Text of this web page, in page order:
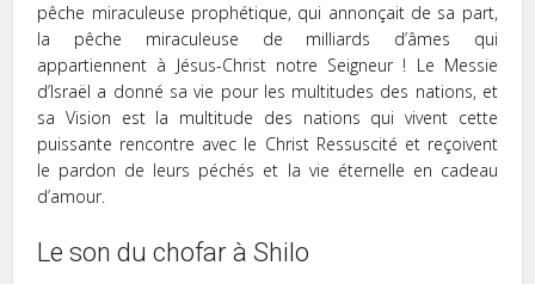
pêche miraculeuse prophétique, qui annonçait de sa part,
la pêche miraculeuse de milliards d’âmes qui
appartiennent à Jésus-Christ notre Seigneur ! Le Messie
d’Israël a donné sa vie pour les multitudes des nations, et
sa Vision est la multitude des nations qui vivent cette
puissante rencontre avec le Christ Ressuscité et reçoivent
le pardon de leurs péchés et la vie éternelle en cadeau
d’amour.
Le son du chofar à Shilo